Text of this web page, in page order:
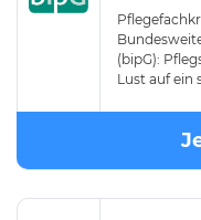
(bipG):
Lust auf ein